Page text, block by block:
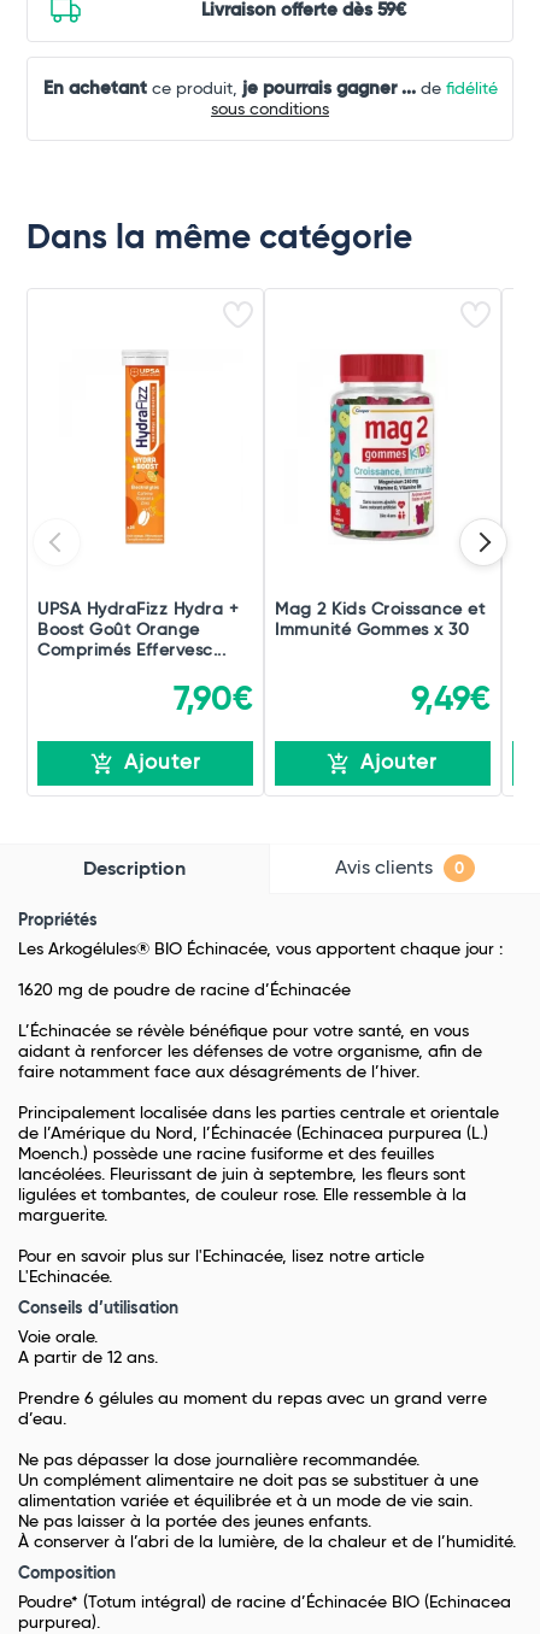
Livraison offerte dès 59€
En achetantce produit, je pourrais gagner ...de fidélité
sous conditions
Dans la même catégorie
UPSA HydraFizz Hydra +
Boost Goût Orange
Comprimés Effervesc...
7,90€
Ajouter
Mag 2 Kids Croissance et
Immunité Gommes x 30
9,49€
Ajouter
Description Avis clients 0
Propriétés
Les Arkogélules® BIO Échinacée, vous apportent chaque jour :
1620 mg de poudre de racine d’Échinacée
L’Échinacée se révèle bénéfique pour votre santé, en vous
aidant à renforcer les défenses de votre organisme, afin de
faire notamment face aux désagréments de l’hiver.
Principalement localisée dans les parties centrale et orientale
de l’Amérique du Nord, l’Échinacée (Echinacea purpurea (L.)
Moench.) possède une racine fusiforme et des feuilles
lancéolées. Fleurissant de juin à septembre, les fleurs sont
ligulées et tombantes, de couleur rose. Elle ressemble à la
marguerite.
Pour en savoir plus sur l'Echinacée, lisez notre article
L'Echinacée.
Conseils d’utilisation
Voie orale.
A partir de 12 ans.
Prendre 6 gélules au moment du repas avec un grand verre
d’eau.
Ne pas dépasser la dose journalière recommandée.
Un complément alimentaire ne doit pas se substituer à une
alimentation variée et équilibrée et à un mode de vie sain.
Ne pas laisser à la portée des jeunes enfants.
À conserver à l’abri de la lumière, de la chaleur et de l’humidité.
Composition
Poudre* (Totum intégral) de racine d’Échinacée BIO (Echinacea
purpurea).